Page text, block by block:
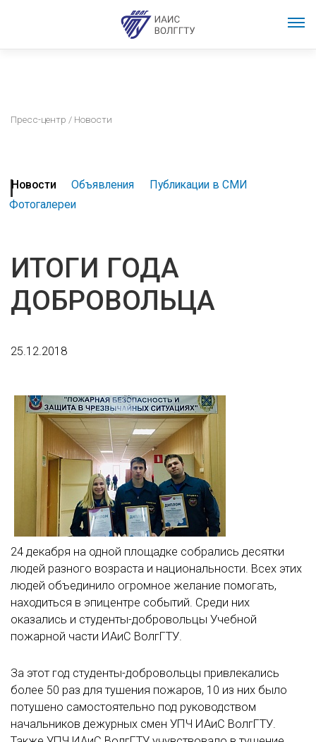
Пресс-центр / Новости
Новости Объявления
Публикации в СМИ
Фотогалереи
ИТОГИ ГОДА
ДОБРОВОЛЬЦА
25.12.2018
24 декабря на одной площадке собрались десятки
людей разного возраста и национальности. Всех этих
людей объединило огромное желание помогать,
находиться в эпицентре событий. Среди них
оказались и студенты-добровольцы Учебной
пожарной части ИАиС ВолгГТУ.
За этот год студенты-добровольцы привлекались
более 50 раз для тушения пожаров, 10 из них было
потушено самостоятельно под руководством
начальников дежурных смен УПЧ ИАиС ВолгГТУ.